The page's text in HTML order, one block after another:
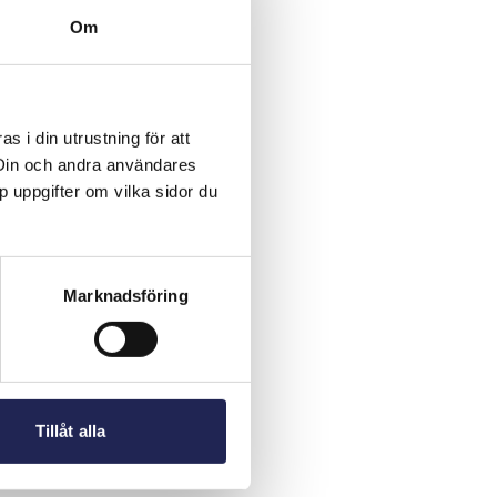
Om
i din utrustning för att
och andra användares
uppgifter om vilka sidor du
Marknadsföring
Tillåt alla